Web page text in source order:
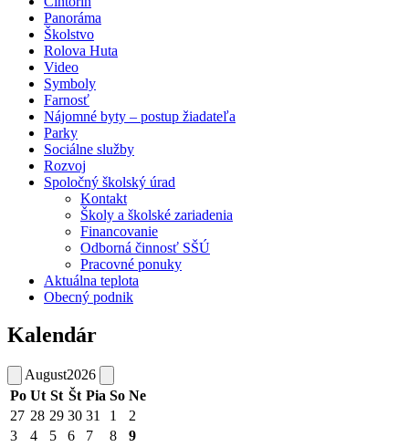
Panoráma
Školstvo
Rolova Huta
Video
Symboly
Farnosť
Nájomné byty – postup žiadateľa
Parky
Sociálne služby
Rozvoj
Spoločný školský úrad
Kontakt
Školy a školské zariadenia
Financovanie
Odborná činnosť SŠÚ
Pracovné ponuky
Aktuálna teplota
Obecný podnik
Kalendár
August2026
Po Ut St Št Pia So Ne
27 28 29 30 31 1
2
3
4 5 6 7 8
9